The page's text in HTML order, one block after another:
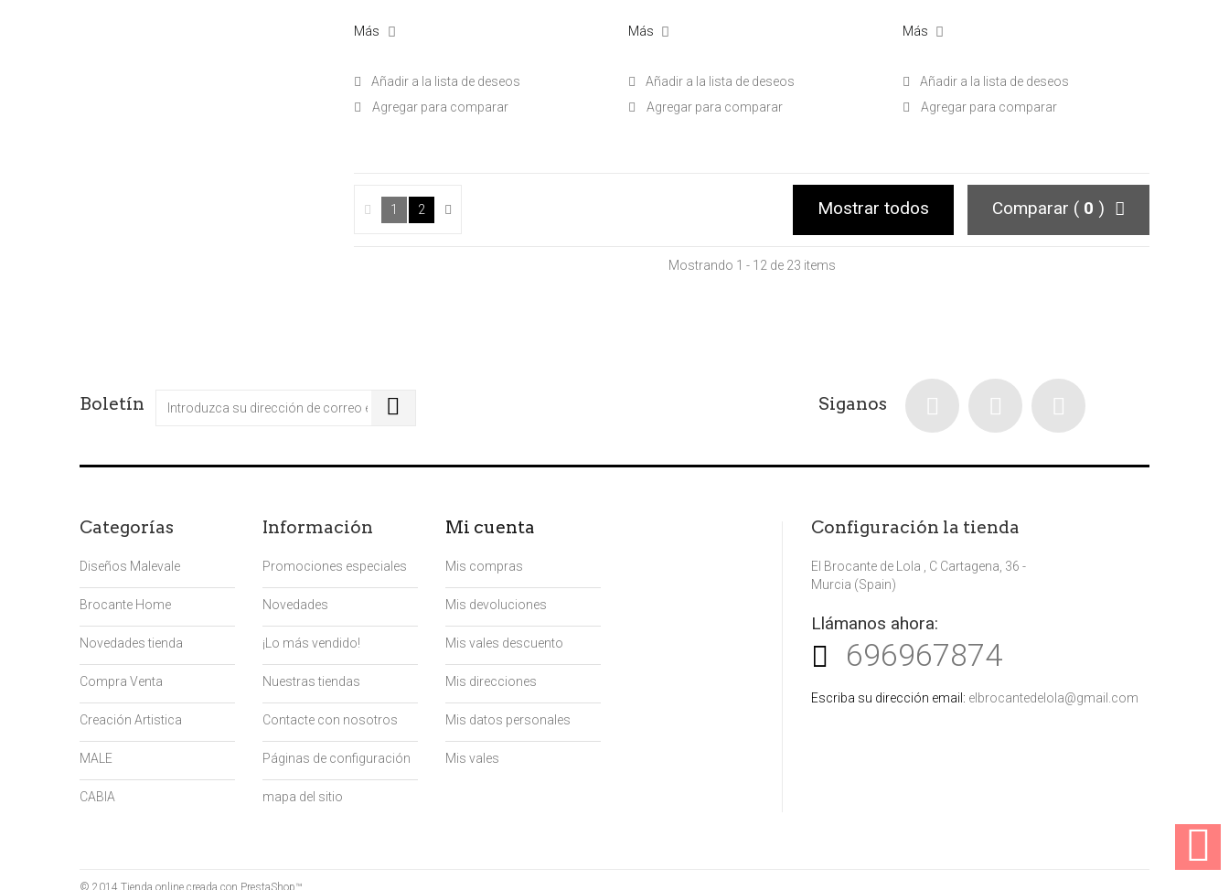
Más
Añadir a la lista de deseos
Agregar para comparar
Más
Añadir a la lista de deseos
Agregar para comparar
Más
Añadir a la lista de deseos
Agregar para comparar
Comparar ( 0 )
Mostrar todos
1 2
Mostrando 1 - 12 de 23 items
Boletín Siganos
Categorías
Diseños Malevale
Brocante Home
Novedades tienda
Compra Venta
Creación Artistica
MALE
CABIA
Información
Promociones especiales
Novedades
¡Lo más vendido!
Nuestras tiendas
Contacte con nosotros
Páginas de configuración
mapa del sitio
© 2014 Tienda online creada con PrestaShop™
Mi cuenta
Mis compras
Mis devoluciones
Mis vales descuento
Mis direcciones
Mis datos personales
Mis vales
Configuración la tienda
El Brocante de Lola , C Cartagena, 36 -
Murcia (Spain)
Llámanos ahora:
696967874
Escriba su dirección email: elbrocantedelola@gmail.com